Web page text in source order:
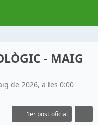
- MAIG
de 2026, a les 0:00
1er post oficial